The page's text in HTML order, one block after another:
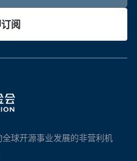
阅
球开源事业发展的非营利机